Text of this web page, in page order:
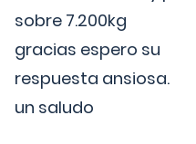
sobre 7.200kg
gracias espero su
respuesta ansiosa.
un saludo